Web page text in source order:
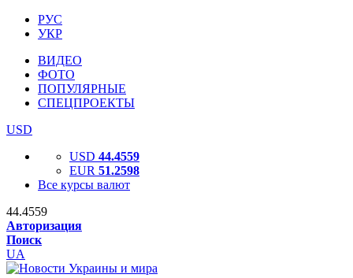
РУС
УКР
ВИДЕО
ФОТО
ПОПУЛЯРНЫЕ
СПЕЦПРОЕКТЫ
USD
USD 44.4559
EUR 51.2598
Все курсы валют
44.4559
Авторизация
Поиск
UA